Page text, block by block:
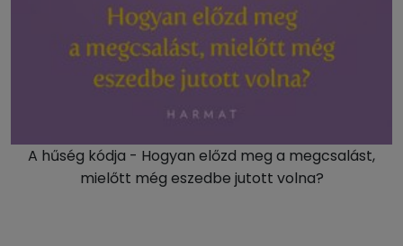
A hűség kódja - Hogyan előzd meg a megcsalást,
mielőtt még eszedbe jutott volna?